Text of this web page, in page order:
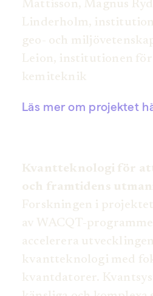
Mattisson, Magnus
Linderholm,
geo- och
Leion, institutionen för
kemiteknik
Läs mer om projektet
Kvantteknologi för
och framtidens
Forskningen i
av WACQT-
accelerera
kvantteknologi med
kvantdatorer.